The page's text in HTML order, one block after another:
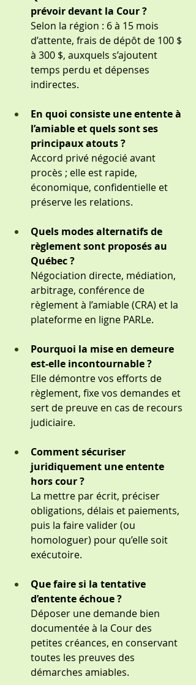
prévoir devant la Cour ?
Selon la région : 6 à 15 mois
d’attente, frais de dépôt de 100 $
à 300 $, auxquels s’ajoutent
temps perdu et dépenses
indirectes.
En quoi consiste une entente à
l’amiable et quels sont ses
principaux atouts ?
Accord privé négocié avant
procès ; elle est rapide,
économique, confidentielle et
préserve les relations.
Quels modes alternatifs de
règlement sont proposés au
Québec ?
Négociation directe, médiation,
arbitrage, conférence de
règlement à l’amiable (CRA) et la
plateforme en ligne PARLe.
Pourquoi la mise en demeure
est-elle incontournable ?
Elle démontre vos efforts de
règlement, fixe vos demandes et
sert de preuve en cas de recours
judiciaire.
Comment sécuriser
juridiquement une entente
hors cour ?
La mettre par écrit, préciser
obligations, délais et paiements,
puis la faire valider (ou
homologuer) pour qu’elle soit
exécutoire.
Que faire si la tentative
d’entente échoue ?
Déposer une demande bien
documentée à la Cour des
petites créances, en conservant
toutes les preuves des
démarches amiables.